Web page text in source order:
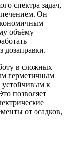
спектра задач,
Он
объёму
дозаправки.
в сложных
герметичным
устойчивым к
позволяет
от осадков,